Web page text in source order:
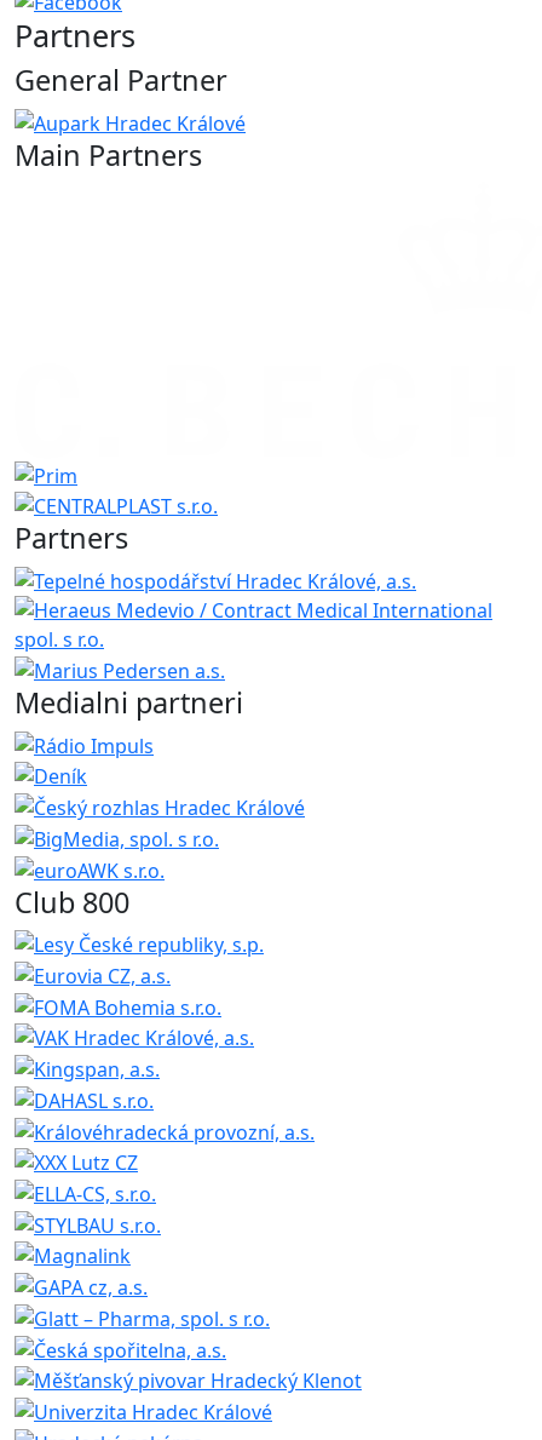
Partners
General Partner
Main Partners
Partners
Medialni partneri
Club 800